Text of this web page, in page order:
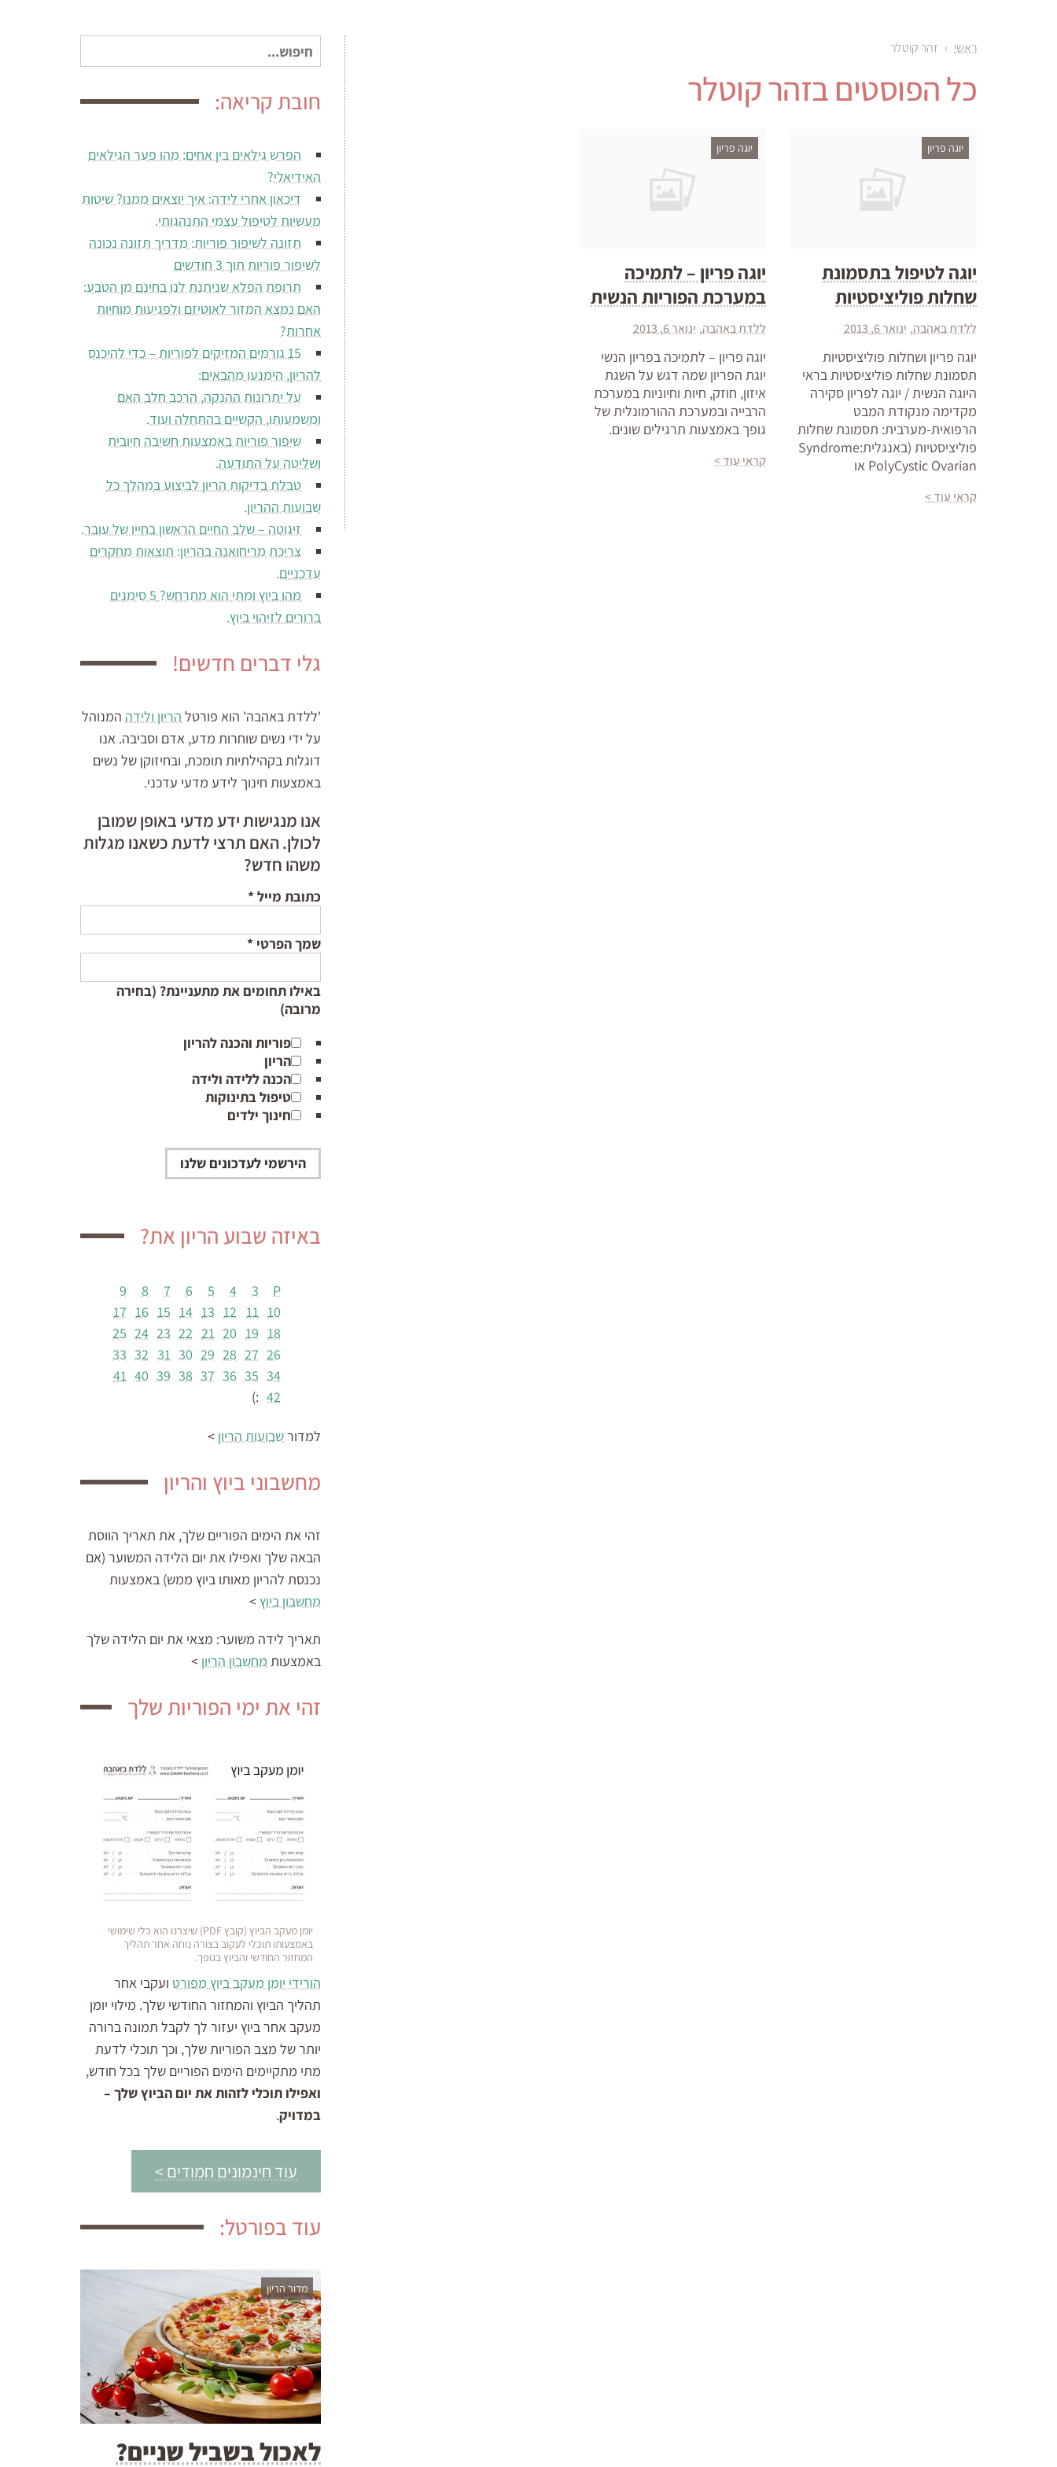
ראשי › זהר קוטלר
כל הפוסטים בזהר קוטלר
יוגה פריון
יוגה לטיפול בתסמונת
שחלות פוליציסטיות
ללדת באהבה ינואר 6, 2013
יוגה פריון ושחלות פוליציסטיות
תסמונת שחלות פוליציסטיות בראי
היוגה הנשית / יוגה לפריון סקירה
מקדימה מנקודת המבט
הרפואית-מערבית: תסמונת שחלות
פוליציסטיות (באנגלית:Syndrome
PolyCystic Ovarian או
קראי עוד >
יוגה פריון
יוגה פריון – לתמיכה
במערכת הפוריות הנשית
ללדת באהבה ינואר 6, 2013
יוגה פריון – לתמיכה בפריון הנשי
יוגת הפריון שמה דגש על השגת
איזון, חוזק, חיות וחיוניות במערכת
הרבייה ובמערכת ההורמונלית של
גופך באמצעות תרגילים שונים.
קראי עוד >
חיפוש
עבור:
חובת קריאה:
הפרש גילאים בין אחים: מהו פער הגילאים
האידיאלי?
דיכאון אחרי לידה: איך יוצאים ממנו? שיטות
מעשיות לטיפול עצמי התנהגותי.
תזונה לשיפור פוריות: מדריך תזונה נכונה
לשיפור פוריות תוך 3 חודשים
תרופת הפלא שניתנת לנו בחינם מן הטבע:
האם נמצא המזור לאוטיזם ולפגיעות מוחיות
אחרות?
15 גורמים המזיקים לפוריות – כדי להיכנס
להריון, הימנעו מהבאים:
על יתרונות ההנקה, הרכב חלב האם
ומשמעותו, הקשיים בהתחלה ועוד.
שיפור פוריות באמצעות חשיבה חיובית
ושליטה על התודעה.
טבלת בדיקות הריון לביצוע במהלך כל
שבועות ההריון.
זיגוטה – שלב החיים הראשון בחייו של עובר.
צריכת מריחואנה בהריון: תוצאות מחקרים
עדכניים.
מהו ביוץ ומתי הוא מתרחש? 5 סימנים
ברורים לזיהוי ביוץ.
גלי דברים חדשים!
'ללדת באהבה' הוא פורטל הריון ולידה המנוהל
על ידי נשים שוחרות מדע, אדם וסביבה. אנו
דוגלות בקהילתיות תומכת, ובחיזוקן של נשים
באמצעות חינוך לידע מדעי עדכני.
אנו מנגישות ידע מדעי באופן שמובן
לכולן. האם תרצי לדעת כשאנו מגלות
משהו חדש?
כתובת מייל*
שמך הפרטי *
באילו תחומים את מתעניינת? (בחירה
מרובה)
פוריות והכנה להריון
הריון
הכנה ללידה ולידה
טיפול בתינוקות
חינוך ילדים
באיזה שבוע הריון את?
P
3
4
5
6
7
8
9
10
11
12
13
14
15
16
17
18
19
20
21
22
23
24
25
26
27
28
29
30
31
32
33
34
35
36
37
38
39
40
41
42
:)
למדורשבועות הריון >
מחשבוני ביוץ והריון
זהי את הימים הפוריים שלך, את תאריך הווסת
הבאה שלך ואפילו את יום הלידה המשוער (אם
נכנסת להריון מאותו ביוץ ממש) באמצעות
מחשבון ביוץ >
תאריך לידה משוער: מצאי את יום הלידה שלך
באמצעות מחשבון הריון >
זהי את ימי הפוריות שלך
יומן מעקב הביוץ (קובץ PDF) שיצרנו הוא כלי שימושי
באמצעותו תוכלי לעקוב בצורה נוחה אחר תהליך
המחזור החודשי והביוץ בגופך.
הורידי יומן מעקב ביוץ מפורט ועקבי אחר
תהליך הביוץ והמחזור החודשי שלך. מילוי יומן
מעקב אחר ביוץ יעזור לך לקבל תמונה ברורה
יותר של מצב הפוריות שלך, וכך תוכלי לדעת
מתי מתקיימים הימים הפוריים שלך בכל חודש,
ואפילו תוכלי לזהות את יום הביוץ שלך –
במדויק.
עוד חינמונים חמודים >
עוד בפורטל:
מדור הריון
לאכול בשביל שניים?